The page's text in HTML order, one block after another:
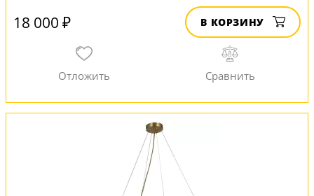
18 000 ₽ В КОРЗИНУ